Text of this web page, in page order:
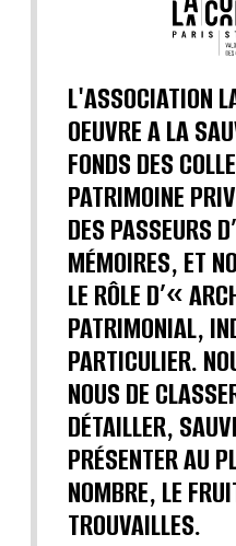
L'ASSOCIATION
OEUVRE A LA
FONDS DES
PATRIMOINE
DES PASSEURS
MÉMOIRES, ET
LE RÔLE D’«
PATRIMONIAL,
PARTICULIER.
NOUS DE
DÉTAILLER,
PRÉSENTER AU
NOMBRE, LE
TROUVAILLES.